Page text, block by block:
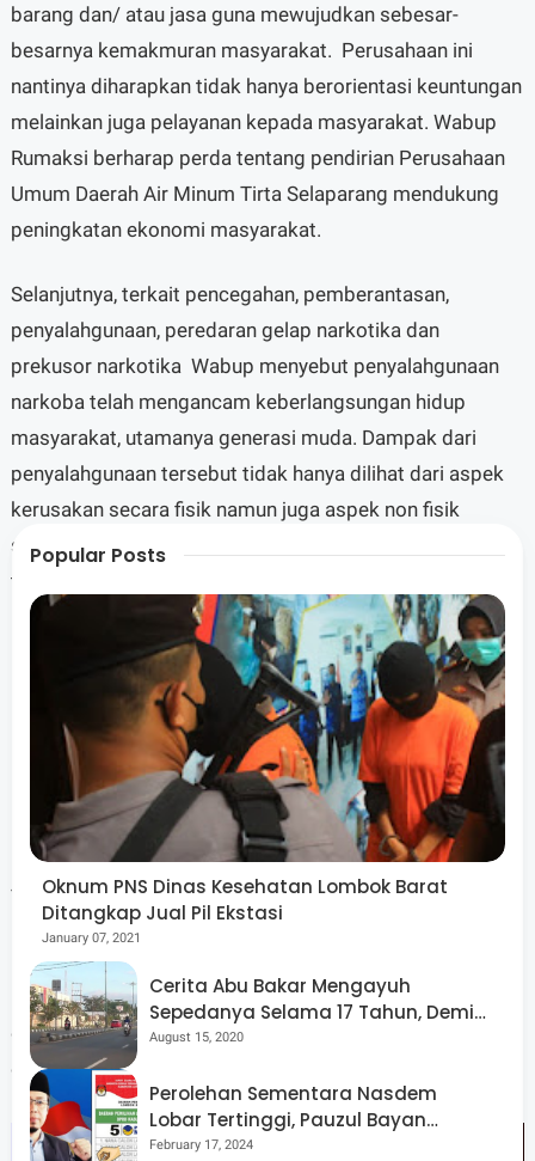
barang dan/ atau jasa guna mewujudkan sebesar-
besarnya kemakmuran masyarakat. Perusahaan ini
nantinya diharapkan tidak hanya berorientasi keuntungan
melainkan juga pelayanan kepada masyarakat. Wabup
Rumaksi berharap perda tentang pendirian Perusahaan
Umum Daerah Air Minum Tirta Selaparang mendukung
peningkatan ekonomi masyarakat.
Selanjutnya, terkait pencegahan, pemberantasan,
penyalahgunaan, peredaran gelap narkotika dan
prekusor narkotika Wabup menyebut penyalahgunaan
narkoba telah mengancam keberlangsungan hidup
masyarakat, utamanya generasi muda. Dampak dari
penyalahgunaan tersebut tidak hanya dilihat dari aspek
kerusakan secara fisik namun juga aspek non fisik
seperti kerusakan mental yang dapat menghambat
tujuan pembangunan nasional maupun daerah dalam
mewujudkan peningkatan kualitas SDM dan derajat
kesehatan masyarakat.
Karena itulah diperlukan hukum sebagai upaya serta
peran pemerintah daerah dan masyarakat mendukung
program serta kebijakan di bidang pencegahan dan
pemberantasan penyalahgunaan dan peredaran gelap
narkotika dan prekusor narkotika, khususnya di Lombok
Timur.
Pada penghujung pengantarnya Wabup berharap agar
pembahasan bersama dua Raperda tersebut dapat
dilakukan dalam waktu yang tidak terlalu lama dan dapat
disetujui bersama menjadi Peraturan Daerah.(dune).
Popular Posts
Oknum PNS Dinas Kesehatan Lombok Barat
Ditangkap Jual Pil Ekstasi
January 07, 2021
Cerita Abu Bakar Mengayuh
Sepedanya Selama 17 Tahun, Demi
Menggelorakan Kemerdekaan
August 15, 2020
Perolehan Sementara Nasdem
Lobar Tertinggi, Pauzul Bayan
Berpeluang “Rebut” Kursi Dapil 3
February 17, 2024